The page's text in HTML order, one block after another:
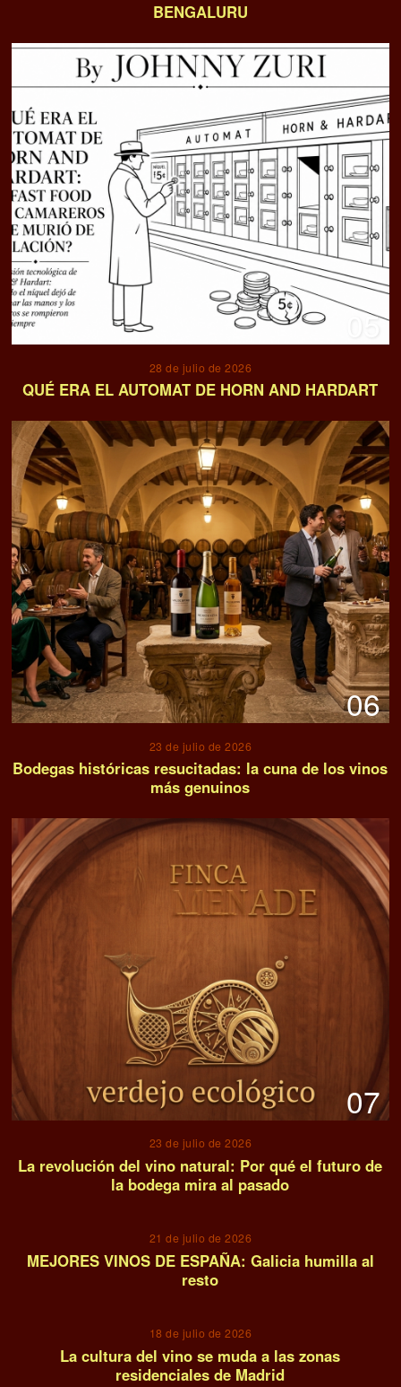
BENGALURU
05
28 de julio de 2026
QUÉ ERA EL AUTOMAT DE HORN AND HARDART
06
23 de julio de 2026
Bodegas históricas resucitadas: la cuna de los vinos
más genuinos
07
23 de julio de 2026
La revolución del vino natural: Por qué el futuro de
la bodega mira al pasado
21 de julio de 2026
MEJORES VINOS DE ESPAÑA: Galicia humilla al
resto
18 de julio de 2026
La cultura del vino se muda a las zonas
residenciales de Madrid